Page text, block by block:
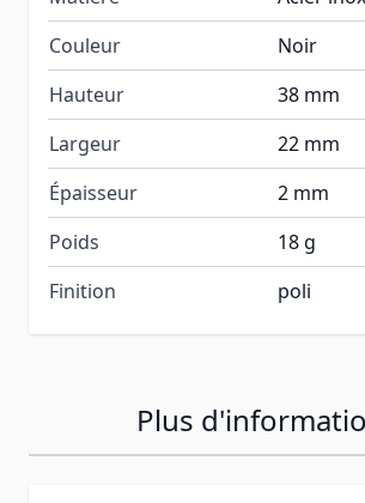
Couleur
Noir
Hauteur
38 mm
Largeur
22 mm
Épaisseur
2 mm
Poids
18 g
Finition
poli
Plus